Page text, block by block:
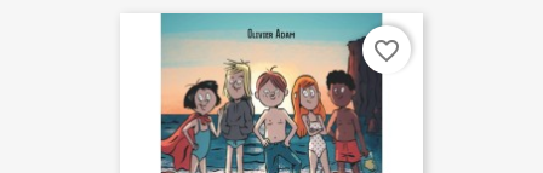
favorite_border